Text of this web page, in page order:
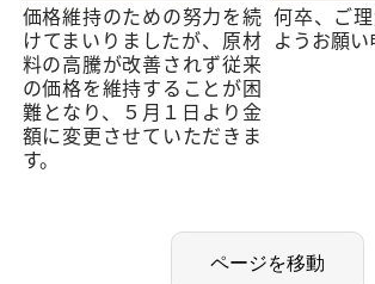
価格維持のための努力を続
けてまいりましたが、原材
料の高騰が改善されず従来
の価格を維持することが困
難となり、５月１日より金
額に変更させていただきま
す。
何卒、ご
ようお願い